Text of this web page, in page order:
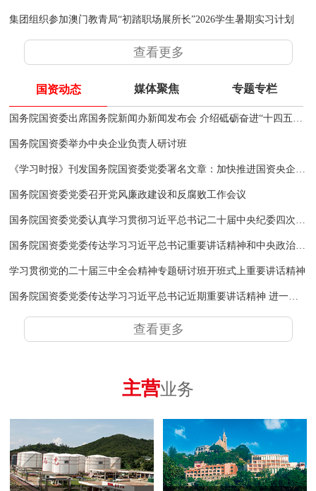
集团组织参加澳门教青局“初踏职场展所长”2026学生暑期实习计划
查看更多
国资动态 媒体聚焦 专题专栏
国务院国资委举办中央企业负责人研讨班
国务院国资委党委召开党风廉政建设和反腐败工作会议
学习贯彻党的二十届三中全会精神专题研讨班开班式上重要讲话精神
查看更多
主营业务